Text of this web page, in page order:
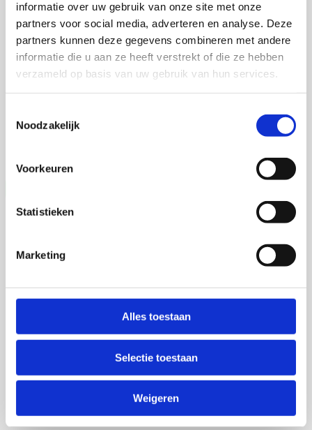
informatie over uw gebruik van onze site met onze
partners voor social media, adverteren en analyse. Deze
partners kunnen deze gegevens combineren met andere
informatie die u aan ze heeft verstrekt of die ze hebben
verzameld op basis van uw gebruik van hun services.
Noodzakelijk
Voorkeuren
Statistieken
Marketing
Alles toestaan
Selectie toestaan
Weigeren
Martijn de Roij
2 september 2026
Martijn de Roij